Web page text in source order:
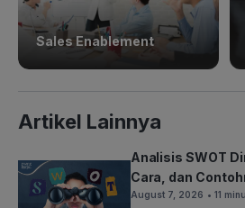
Sales Enablement
Artikel Lainnya
Analisis SWOT
Cara, dan
August 7, 2026 • 11